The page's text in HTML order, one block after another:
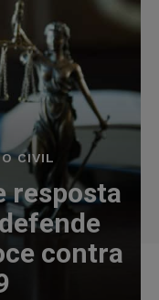
CIVIL
resposta
contra